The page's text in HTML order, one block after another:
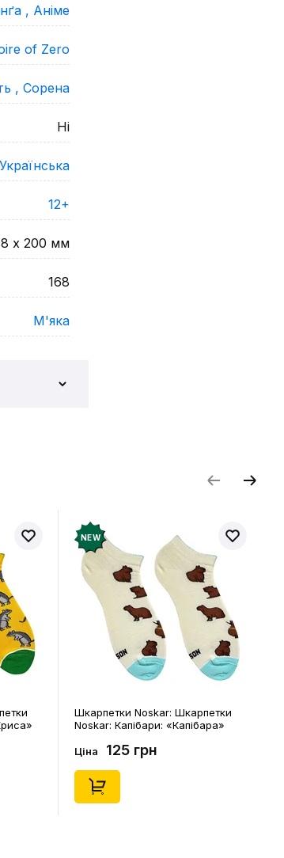
, Аніме
of Zero
, Сорена
Ні
Українська
12+
х 200 мм
168
М'яка
NEW
Шкарпетки Noskar: Шкарпетки
Noskar: Капібари: «Капібара»
Ціна 125 грн